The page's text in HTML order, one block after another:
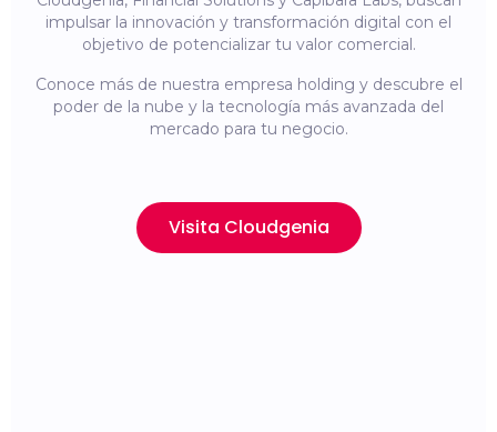
impulsar la innovación y transformación digital con el
objetivo de potencializar tu valor comercial.
Conoce más de nuestra empresa holding y descubre el
poder de la nube y la tecnología más avanzada del
mercado para tu negocio.
Visita Cloudgenia